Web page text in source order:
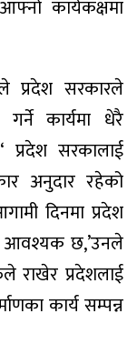
कार्यकक्षमा
प्रदेश सरकारले
कार्यमा धेरै
प्रदेश सरकालाई
अनुदार रहेको
दिनमा प्रदेश
आवश्यक छ,’उनले
राखेर प्रदेशलाई
कार्य सम्पन्न